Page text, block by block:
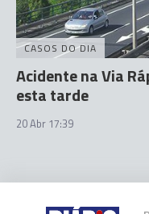
CASOS DO DIA
Acidente na Via
esta tarde
20 Abr 17:39